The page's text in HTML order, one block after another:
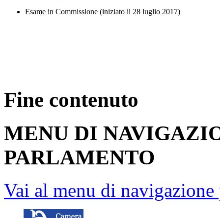
Esame in Commissione (iniziato il 28 luglio 2017)
Fine contenuto
MENU DI
PARLAMENTO
Vai al menu di